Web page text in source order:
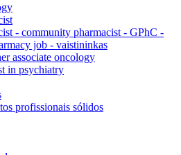
- community pharmacist - GPhC -
job - vaistininkas
associate oncology
in psychiatry
profissionais sólidos